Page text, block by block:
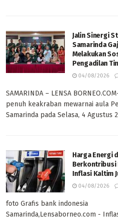
Jalin Sinergi
Samarinda
Melakukan
Pengadilan
04/08/2026
SAMARINDA – LENSA
penuh keakraban mewarnai aula
Samarinda pada Selasa, 4 Agustus
Harga Energi
Berkontribusi
Inflasi Kaltim
04/08/2026
foto Grafis bank indonesia
Samarinda,Lensaborneo.com -